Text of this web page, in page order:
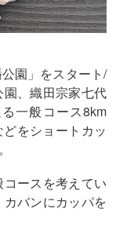
園」をスタート/
、織田宗家七代
一般コース8km
をショートカッ
ースを考えてい
バンにカッパを